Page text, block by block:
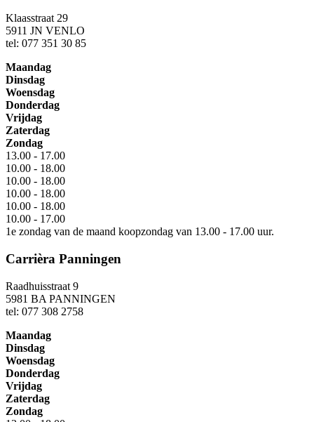
Klaasstraat 29
5911 JN VENLO
tel: 077 351 30 85
Maandag
Dinsdag
Woensdag
Donderdag
Vrijdag
Zaterdag
Zondag
13.00 - 17.00
10.00 - 18.00
10.00 - 18.00
10.00 - 18.00
10.00 - 18.00
10.00 - 17.00
1e zondag van de maand koopzondag van 13.00 - 17.00 uur.
Carrièra Panningen
Raadhuisstraat 9
5981 BA PANNINGEN
tel: 077 308 2758
Maandag
Dinsdag
Woensdag
Donderdag
Vrijdag
Zaterdag
Zondag